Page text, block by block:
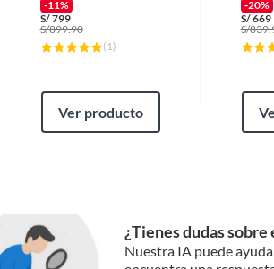
abolladuras, manchas, etc.).
Protector
-11%
S/799
S/899.90
( 1)
Ver producto
-20%
S/669
S/
¿Tienes dudas
Nuestra IA puede